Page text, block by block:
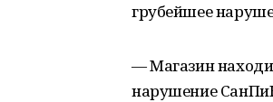
грубейшее
— Магазин
нарушение